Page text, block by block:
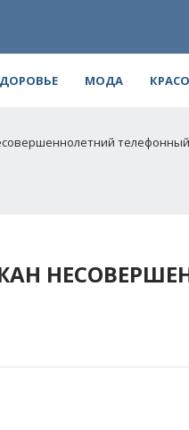
МОДА